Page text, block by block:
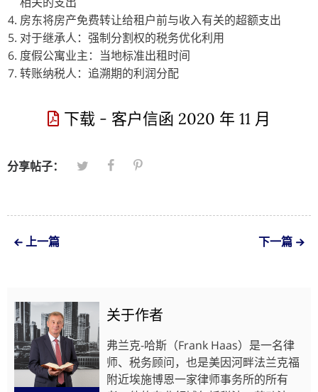
房东将房产免费转让给租户前与收入有关的超额支出
对于继承人：强制分割权的税务优化利用
度假公寓业主：当地标准出租时间
转账纳税人：追溯期的利润分配
下载 - 客户信函 2020 年 11 月
分享帖子：
上一篇 下一篇
关于作者
弗兰克-哈斯（Frank Haas）是一名律
师、税务顾问，也是美因河畔法兰克福
附近埃施博恩一家律师事务所的所有